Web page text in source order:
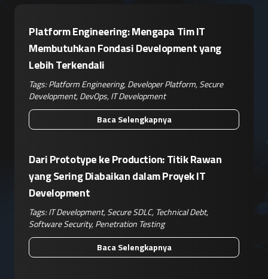
Platform Engineering: Mengapa Tim IT
Membutuhkan Fondasi Development yang
Lebih Terkendali
Tags:Platform Engineering,Developer Platform,Secure
Development,DevOps,IT Development
Baca Selengkapnya
Dari Prototype ke Production: Titik Rawan
yang Sering Diabaikan dalam Proyek IT
Development
Tags:IT Development,Secure SDLC, Technical Debt,
Software Security,Penetration Testing
Baca Selengkapnya